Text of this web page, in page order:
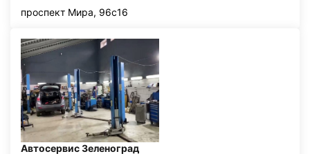
проспект Мира, 96с16
Автосервис Зеленоград